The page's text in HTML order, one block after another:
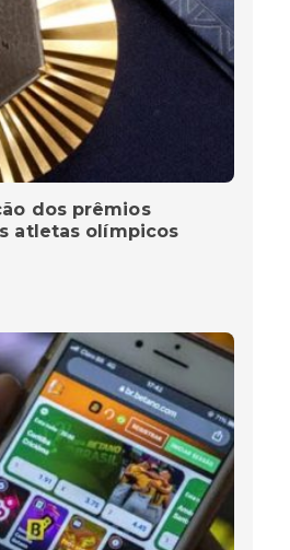
dos prêmios
atletas olímpicos